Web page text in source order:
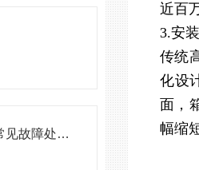
高压隔相封闭母线槽常见故障处理方案
近百
3.安
传统
化设
面，
幅缩